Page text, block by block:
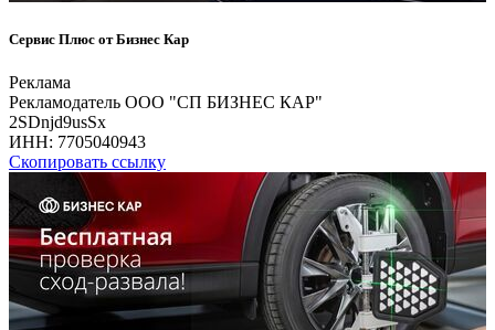
Сервис Плюс от Бизнес Кар
Реклама
Рекламодатель ООО "СП БИЗНЕС КАР"
2SDnjd9usSx
ИНН: 7705040943
Скопировать ссылку